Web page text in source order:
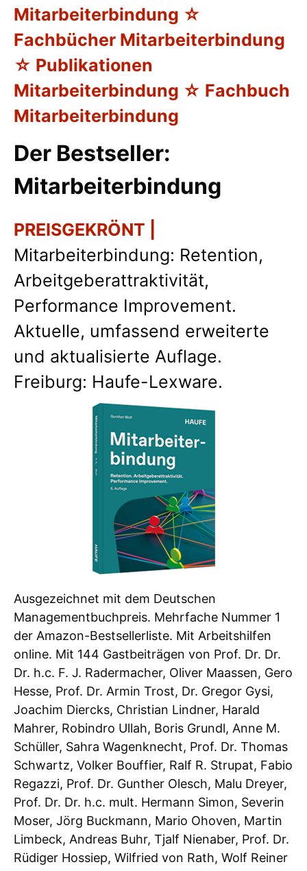
Mitarbeiterbindung ☆
Fachbücher Mitarbeiterbindung
☆ Publikationen
Mitarbeiterbindung ☆ Fachbuch
Mitarbeiterbindung
Der Bestseller:
Mitarbeiterbindung
PREISGEKRÖNT |
Mitarbeiterbindung: Retention,
Arbeitgeberattraktivität,
Performance Improvement.
Aktuelle, umfassend erweiterte
und aktualisierte Auflage.
Freiburg: Haufe-Lexware.
Ausgezeichnet mit dem Deutschen
Managementbuchpreis. Mehrfache Nummer 1
der Amazon-Bestsellerliste. Mit Arbeitshilfen
online. Mit 144 Gastbeiträgen von Prof. Dr. Dr.
Dr. h.c. F. J. Radermacher, Oliver Maassen, Gero
Hesse, Prof. Dr. Armin Trost, Dr. Gregor Gysi,
Joachim Diercks, Christian Lindner, Harald
Mahrer, Robindro Ullah, Boris Grundl, Anne M.
Schüller, Sahra Wagenknecht, Prof. Dr. Thomas
Schwartz, Volker Bouffier, Ralf R. Strupat, Fabio
Regazzi, Prof. Dr. Gunther Olesch, Malu Dreyer,
Prof. Dr. Dr. h.c. mult. Hermann Simon, Severin
Moser, Jörg Buckmann, Mario Ohoven, Martin
Limbeck, Andreas Buhr, Tjalf Nienaber, Prof. Dr.
Rüdiger Hossiep, Wilfried von Rath, Wolf Reiner